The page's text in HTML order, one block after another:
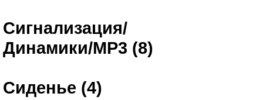
Сигнализация/
Динамики/MP3 (8)
Сиденье (4)